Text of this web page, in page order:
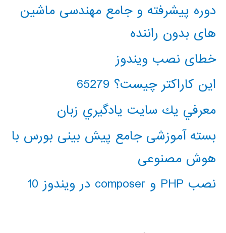
دوره پیشرفته و جامع مهندسی ماشین
های بدون راننده
خطای نصب ویندوز
این کاراکتر چیست؟ 65279
معرفي يك سايت يادگيري زبان
بسته آموزشی جامع پیش بینی بورس با
هوش مصنوعی
نصب PHP و composer در ویندوز 10